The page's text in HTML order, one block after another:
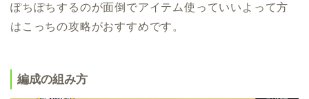
ぽちぽちするのが面倒でアイテム使っていいよって方
はこっちの攻略がおすすめです。
編成の組み方